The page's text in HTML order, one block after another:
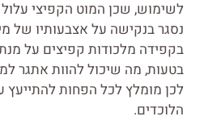
לשימוש, שכן המוט הקפיצי
נסגר בנקישה על אצבעותיו של
בקפידה מלכודות קפיצים על
בטעות, מה שיכול להוות אתגר
לכן מומלץ לכל הפחות
הלוכדים.